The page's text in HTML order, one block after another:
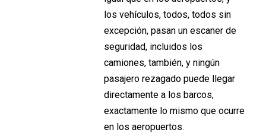
los vehículos, todos, todos sin
excepción, pasan un escaner de
seguridad, incluidos los
camiones, también, y ningún
pasajero rezagado puede llegar
directamente a los barcos,
exactamente lo mismo que ocurre
en los aeropuertos.